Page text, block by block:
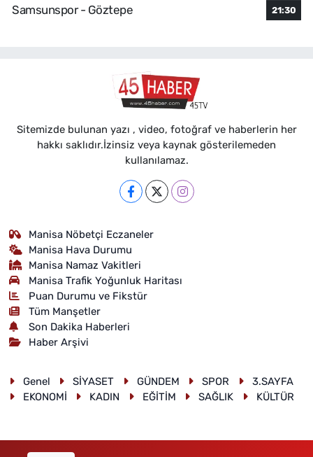
Samsunspor - Göztepe
21:30
Sitemizde bulunan yazı , video, fotoğraf ve haberlerin her
hakkı saklıdır.İzinsiz veya kaynak gösterilemeden
kullanılamaz.
Manisa Nöbetçi Eczaneler
Manisa Hava Durumu
Manisa Namaz Vakitleri
Manisa Trafik Yoğunluk Haritası
Puan Durumu ve Fikstür
Tüm Manşetler
Son Dakika Haberleri
Haber Arşivi
Genel SİYASET GÜNDEM SPOR
3.SAYFA
EKONOMİ
KADIN EĞİTİM SAĞLIK KÜLTÜR